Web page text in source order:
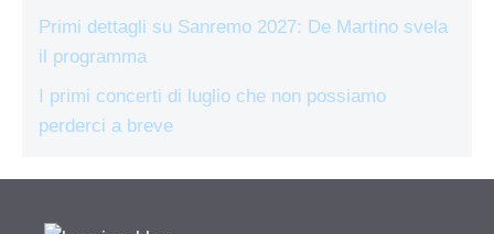
Primi dettagli su Sanremo 2027: De Martino svela
il programma
I primi concerti di luglio che non possiamo
perderci a breve